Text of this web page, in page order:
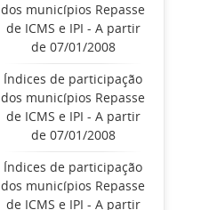
dos municípios Repasse
de ICMS e IPI - A partir
de 07/01/2008
Índices de participação
dos municípios Repasse
de ICMS e IPI - A partir
de 07/01/2008
Índices de participação
dos municípios Repasse
de ICMS e IPI - A partir